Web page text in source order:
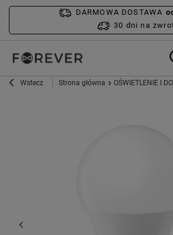
DARMOWA DOSTAWA
30 dni na
Wstecz Strona główna OŚWIETLENIE I